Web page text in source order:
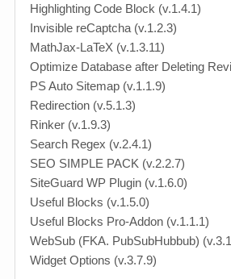
Highlighting Code Block (v.1.4.1)
Invisible reCaptcha (v.1.2.3)
MathJax-LaTeX (v.1.3.11)
Optimize Database after Deleting
PS Auto Sitemap (v.1.1.9)
Redirection (v.5.1.3)
Rinker (v.1.9.3)
Search Regex (v.2.4.1)
SEO SIMPLE PACK (v.2.2.7)
SiteGuard WP Plugin (v.1.6.0)
Useful Blocks (v.1.5.0)
Useful Blocks Pro-Addon (v.1.1.1)
WebSub (FKA. PubSubHubbub)
Widget Options (v.3.7.9)